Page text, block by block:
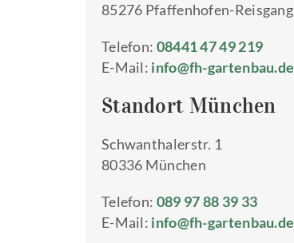
85276 Pfaffenhofen-Reisgang
Telefon: 08441 47 49 219
E-Mail: info@fh-gartenbau.de
Standort München
Schwanthalerstr. 1
80336 München
Telefon: 089 97 88 39 33
E-Mail: info@fh-gartenbau.de